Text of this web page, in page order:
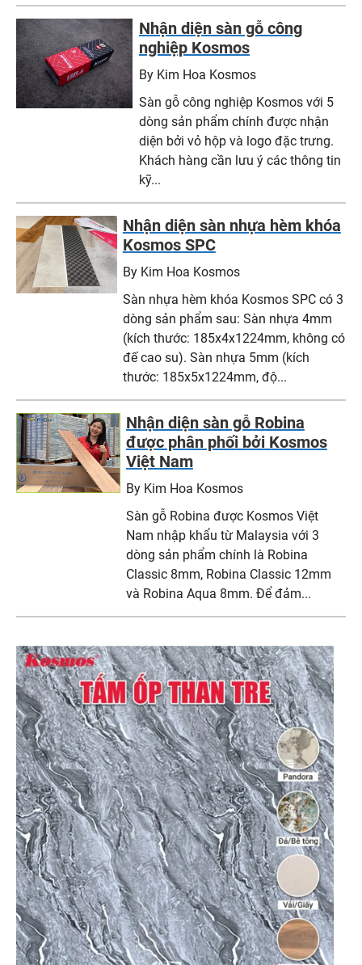
Nhận diện sàn gỗ công
nghiệp Kosmos
By Kim Hoa Kosmos
Sàn gỗ công nghiệp Kosmos với 5
dòng sản phẩm chính được nhận
diện bởi vỏ hộp và logo đặc trưng.
Khách hàng cần lưu ý các thông tin
kỹ...
Nhận diện sàn nhựa hèm khóa
Kosmos SPC
By Kim Hoa Kosmos
Sàn nhựa hèm khóa Kosmos SPC có 3
dòng sản phẩm sau: Sàn nhựa 4mm
(kích thước: 185x4x1224mm, không có
đế cao su). Sàn nhựa 5mm (kích
thước: 185x5x1224mm, độ...
Nhận diện sàn gỗ Robina
được phân phối bởi Kosmos
Việt Nam
By Kim Hoa Kosmos
Sàn gỗ Robina được Kosmos Việt
Nam nhập khẩu từ Malaysia với 3
dòng sản phẩm chính là Robina
Classic 8mm, Robina Classic 12mm
và Robina Aqua 8mm. Để đảm...